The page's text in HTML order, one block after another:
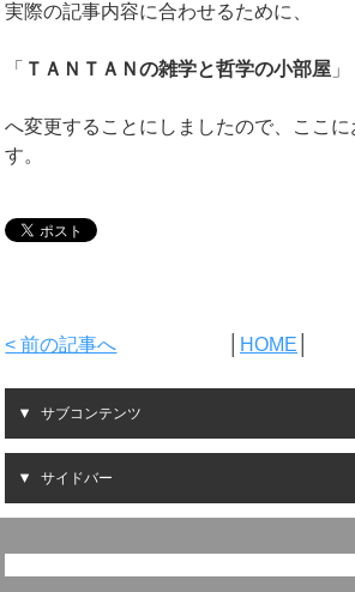
実際の記事内容に合わせるために、
「 ＴＡＮＴＡＮの雑学と哲学の小部屋 」
へ変更することにしましたので、ここに
す。
< 前の記事へ HOME
サブコンテンツ
サイドバー